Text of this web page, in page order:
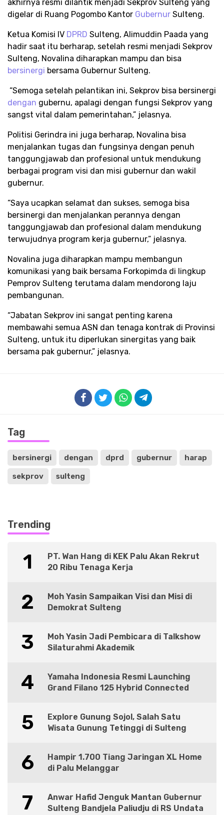
akhirnya resmi dilantik menjadi Sekprov Sulteng yang
digelar di Ruang Pogombo Kantor Gubernur Sulteng.
Ketua Komisi IV DPRD Sulteng, Alimuddin Paada yang
hadir saat itu berharap, setelah resmi menjadi Sekprov
Sulteng, Novalina diharapkan mampu dan bisa
bersinergi bersama Gubernur Sulteng.
“Semoga setelah pelantikan ini, Sekprov bisa bersinergi
dengan gubernu, apalagi dengan fungsi Sekprov yang
sangst vital dalam pemerintahan,” jelasnya.
Politisi Gerindra ini juga berharap, Novalina bisa
menjalankan tugas dan fungsinya dengan penuh
tanggungjawab dan profesional untuk mendukung
berbagai program visi dan misi gubernur dan wakil
gubernur.
“Saya ucapkan selamat dan sukses, semoga bisa
bersinergi dan menjalankan perannya dengan
tanggungjawab dan profesional dalam mendukung
terwujudnya program kerja gubernur,” jelasnya.
Novalina juga diharapkan mampu membangun
komunikasi yang baik bersama Forkopimda di lingkup
Pemprov Sulteng terutama dalam mendorong laju
pembangunan.
“Jabatan Sekprov ini sangat penting karena
membawahi semua ASN dan tenaga kontrak di Provinsi
Sulteng, untuk itu diperlukan sinergitas yang baik
bersama pak gubernur,” jelasnya.
Tag
bersinergi dengan dprd gubernur harap
sekprov sulteng
Trending
1
PT. Wan Hang di KEK Palu Akan Rekrut
20 Ribu Tenaga Kerja
2
Moh Yasin Sampaikan Visi dan Misi di
Demokrat Sulteng
3
Moh Yasin Jadi Pembicara di Talkshow
Silaturahmi Akademik
4
Yamaha Indonesia Resmi Launching
Grand Filano 125 Hybrid Connected
5
Explore Gunung Sojol, Salah Satu
Wisata Gunung Tetinggi di Sulteng
6
Hampir 1.700 Tiang Jaringan XL Home
di Palu Melanggar
7
Anwar Hafid Jenguk Mantan Gubernur
Sulteng Bandjela Paliudju di RS Undata